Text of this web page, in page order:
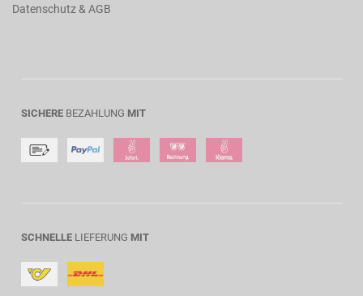
Datenschutz & AGB
SICHERE BEZAHLUNG MIT
SCHNELLE LIEFERUNG MIT